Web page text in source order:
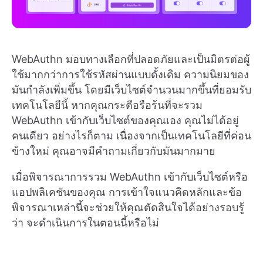
WebAuthn มอบทางเลือกที่ปลอดภัยและเป็นมิตรต่อผู้
ใช้มากกว่าการใช้รหัสผ่านแบบดั้งเดิม ความนิยมของ
มันกำลังเพิ่มขึ้น โดยมีเว็บไซต์จำนวนมากขึ้นที่ยอมรับ
เทคโนโลยีนี้ หากคุณกระตือรือร้นที่จะรวม
WebAuthn เข้ากับเว็บไซต์ของคุณเอง คุณไม่ได้อยู่
คนเดียว อย่างไรก็ตาม เนื่องจากเป็นเทคโนโลยีที่ค่อน
ข้างใหม่ คุณอาจมีคำถามเกี่ยวกับมันมากมาย
เมื่อพิจารณาการรวม WebAuthn เข้ากับเว็บไซต์หรือ
แอปพลิเคชันของคุณ การเข้าใจแนวคิดหลักและข้อ
พิจารณาเหล่านี้จะช่วยให้คุณตัดสินใจได้อย่างรอบรู้
ว่า จะดำเนินการในตอนนี้หรือไม่